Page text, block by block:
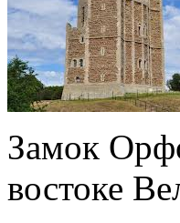
Замок
востоке